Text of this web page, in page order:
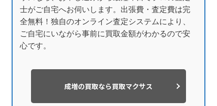
士がご自宅へお伺いします。出張費・査定費は完
全無料！独自のオンライン査定システムにより、
ご自宅にいながら事前に買取金額がわかるので安
心です。
成増の買取なら買取マクサス